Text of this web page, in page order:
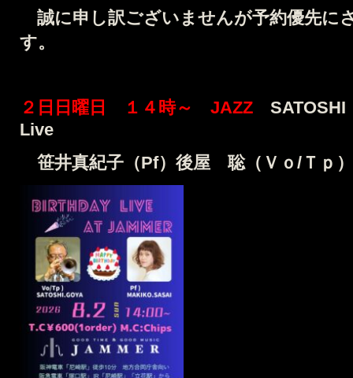
誠に申し訳ございませんが予約優先に
す。
２日日曜日 １４時～ JAZZ
Live
笹井真紀子（Pf）後屋 聡（Ｖｏ/Ｔｐ）